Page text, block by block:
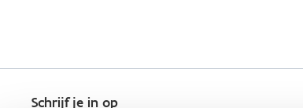
Schrijf je in op